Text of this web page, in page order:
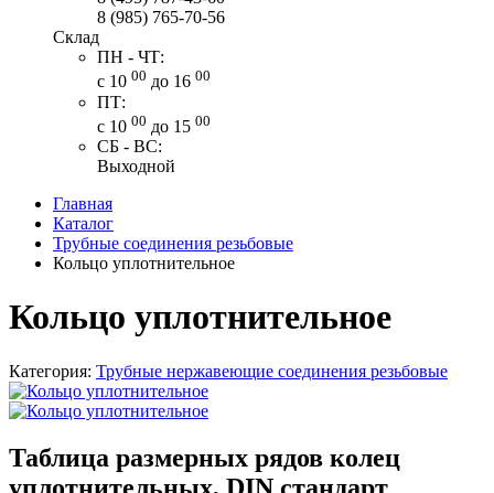
8 (985) 765-70-56
Склад
ПН - ЧТ:
с 10 00 до 16 00
ПТ:
с 10 00 до 15 00
СБ - ВС:
Выходной
Главная
Каталог
Трубные соединения резьбовые
Кольцо уплотнительное
Кольцо уплотнительное
Категория: Трубные нержавеющие соединения резьбовые
Таблица размерных рядов колец
уплотнительных, DIN стандарт